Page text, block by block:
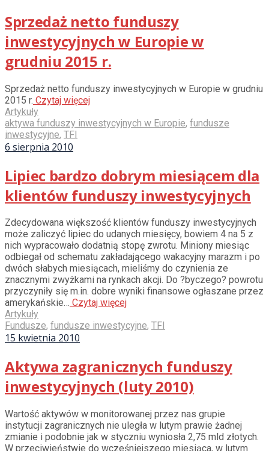
Sprzedaż netto funduszy
inwestycyjnych w Europie w
grudniu 2015 r.
Sprzedaż netto funduszy inwestycyjnych w Europie w grudniu
2015 r. Czytaj więcej
Artykuły
aktywa funduszy inwestycyjnych w Europie, fundusze
inwestycyjne, TFI
6 sierpnia 2010
Lipiec bardzo dobrym miesiącem dla
klientów funduszy inwestycyjnych
Zdecydowana większość klientów funduszy inwestycyjnych
może zaliczyć lipiec do udanych miesięcy, bowiem 4 na 5 z
nich wypracowało dodatnią stopę zwrotu. Miniony miesiąc
odbiegał od schematu zakładającego wakacyjny marazm i po
dwóch słabych miesiącach, mieliśmy do czynienia ze
znacznymi zwyżkami na rynkach akcji. Do ?byczego? powrotu
przyczyniły się m.in. dobre wyniki finansowe ogłaszane przez
amerykańskie… Czytaj więcej
Artykuły
Fundusze, fundusze inwestycyjne, TFI
15 kwietnia 2010
Aktywa zagranicznych funduszy
inwestycyjnych (luty 2010)
Wartość aktywów w monitorowanej przez nas grupie
instytucji zagranicznych nie uległa w lutym prawie żadnej
zmianie i podobnie jak w styczniu wyniosła 2,75 mld złotych.
W przeciwieństwie do wcześniejszego miesiąca, w lutym